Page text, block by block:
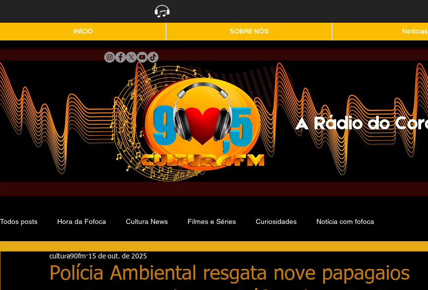
INÍCIO SOBRE NÓS Notícias
Todos posts Hora da Fofoca Cultura News Filmes e Séries Curiosidades Notícia com fofoca
Polícia Ambiental resgata nove papagaios
cultura90fm 15 de out. de 2025